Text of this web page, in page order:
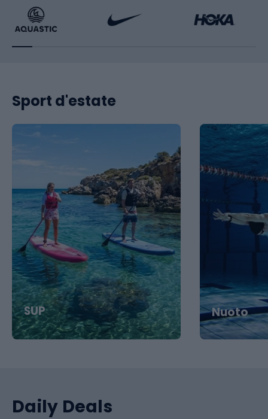
Sport d'estate
SUP Nuoto
Daily Deals